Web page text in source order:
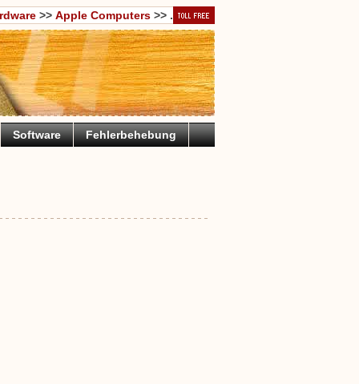
>> Apple Computers>> .
Software
Fehlerbehebung